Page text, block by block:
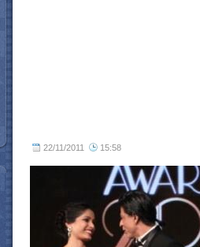
22/11/2011 15:58